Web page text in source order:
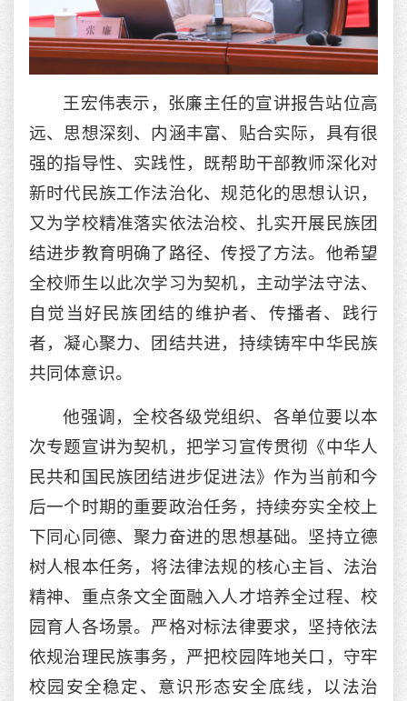
王宏伟表示，张廉主任的宣讲报告站位高
远、思想深刻、内涵丰富、贴合实际，具有很
强的指导性、实践性，既帮助干部教师深化对
新时代民族工作法治化、规范化的思想认识，
又为学校精准落实依法治校、扎实开展民族团
结进步教育明确了路径、传授了方法。他希望
全校师生以此次学习为契机，主动学法守法、
自觉当好民族团结的维护者、传播者、践行
者，凝心聚力、团结共进，持续铸牢中华民族
共同体意识。
他强调，全校各级党组织、各单位要以本
次专题宣讲为契机，把学习宣传贯彻《中华人
民共和国民族团结进步促进法》作为当前和今
后一个时期的重要政治任务，持续夯实全校上
下同心同德、聚力奋进的思想基础。坚持立德
树人根本任务，将法律法规的核心主旨、法治
精神、重点条文全面融入人才培养全过程、校
园育人各场景。严格对标法律要求，坚持依法
依规治理民族事务，严把校园阵地关口，守牢
校园安全稳定、意识形态安全底线，以法治